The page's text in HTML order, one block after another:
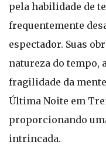
pela habilidade de
frequentemente
espectador. Suas
natureza do tempo,
fragilidade da
Última Noite em
proporcionando
intrincada.